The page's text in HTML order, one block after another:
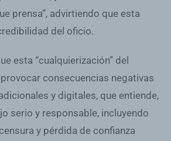
prensa”, advirtiendo que esta
del oficio.
esta “cualquierización” del
consecuencias negativas
y digitales, que entiende,
serio y responsable, incluyendo
y pérdida de confianza